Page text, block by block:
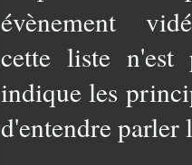
évènement
cette liste n'est
indique les
d'entendre parler